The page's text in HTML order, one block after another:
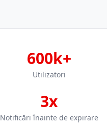
600k+
Utilizatori
3x
Notificări înainte de expirare